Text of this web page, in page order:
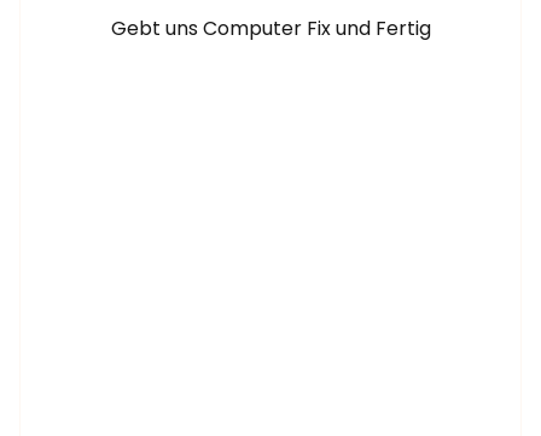
Gebt uns Computer Fix und Fertig